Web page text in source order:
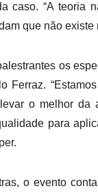
caso. “A teoria
que não existe
os
Ferraz.
o melhor da
para
o evento